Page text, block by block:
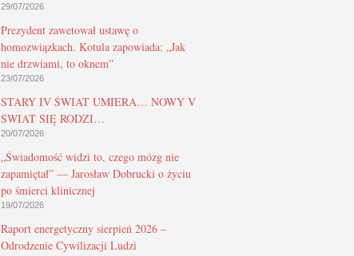
29/07/2026
Prezydent zawetował ustawę o
homozwiązkach. Kotula zapowiada: „Jak
nie drzwiami, to oknem”
23/07/2026
STARY IV ŚWIAT UMIERA… NOWY V
ŚWIAT SIĘ RODZI…
20/07/2026
„Świadomość widzi to, czego mózg nie
zapamiętał” — Jarosław Dobrucki o życiu
po śmierci klinicznej
19/07/2026
Raport energetyczny sierpień 2026 –
Odrodzenie Cywilizacji Ludzi